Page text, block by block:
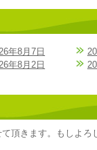
年8月7日
年8月2日
頂きます。もしよろ